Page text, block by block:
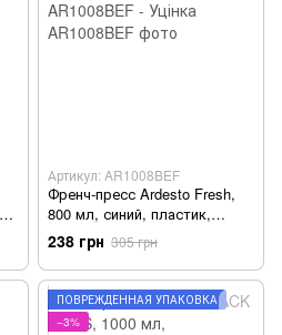
Артикул: AR1008BEF
Френч-пресс Ardesto Fresh,
800 мл, синий, пластик,
стекло AR1008BEF - Уцінка
238 грн 305 грн
ПОВРЕЖДЁННАЯ УПАКОВКА
−3%